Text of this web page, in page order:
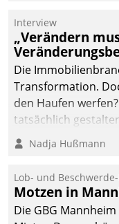
integrieren.
Interview
„Verändern
Die
Transformation.
den Haufen
tatsächlich
Argumente zählen
Nadja Hußmann
Lob- und
Motzen in
Die GBG